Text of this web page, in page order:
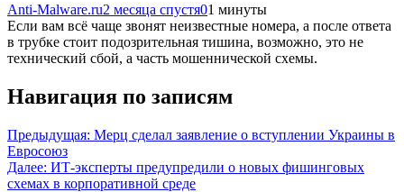
Anti-Malware.ru2 месяца спустя01 минуты
Если вам всё чаще звонят неизвестные номера, а после ответа
в трубке стоит подозрительная тишина, возможно, это не
технический сбой, а часть мошеннической схемы.
Навигация по записям
Предыдущая: Мерц сделал заявление о вступлении Украины в
Евросоюз
Далее: ИТ-эксперты предупредили о новых фишинговых
схемах в корпоративной среде